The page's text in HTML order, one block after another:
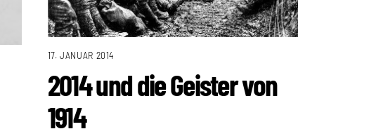
17. JANUAR 2014
2014 und die Geister von
1914